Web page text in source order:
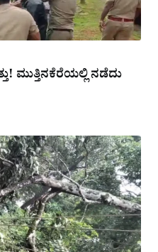
ಮುತ್ತಿನಕೆರೆಯಲ್ಲಿ ನಡೆದು